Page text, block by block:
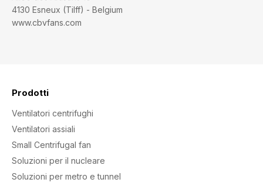
4130 Esneux (Tilff) - Belgium
www.cbvfans.com
Prodotti
Ventilatori centrifughi
Ventilatori assiali
Small Centrifugal fan
Soluzioni per il nucleare
Soluzioni per metro e tunnel